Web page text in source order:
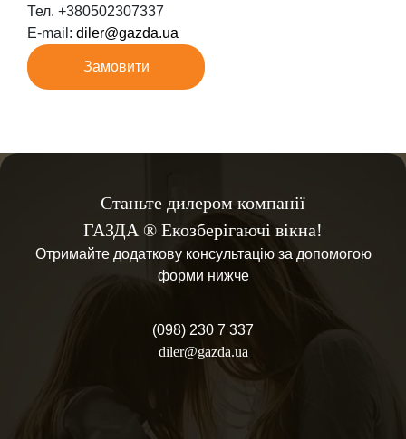
Тел. +380502307337
E-mail: diler@gazda.ua
Замовити
Станьте дилером компанії
ГАЗДА ® Екозберігаючі вікна!
Отримайте додаткову консультацію за допомогою
форми нижче
(098) 230 7 337
diler@gazda.ua